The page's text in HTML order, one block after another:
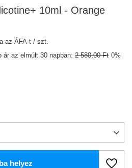
10ml - Orange
az ÁFA-t / szt.
az elmúlt 30 napban: 2 580,00 Ft 0%
helyez